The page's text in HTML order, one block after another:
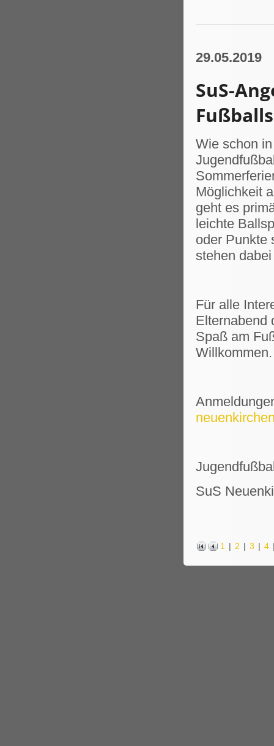
29.05.2019
SuS-
Wie schon
Möglichkeit
geht es
leichte
oder Punkte
stehen
Für alle
Elternabend
Spaß am
Willkommen.
SuS
1 | 2 | 3 | 4